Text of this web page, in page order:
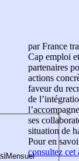
par France
Cap emploi
partenaires
actions
faveur du
de
ses
situation de
Pour en
consultez cet